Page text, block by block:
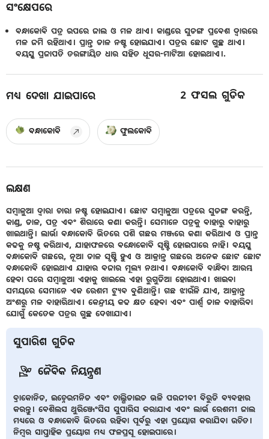
ସଂକ୍ଷେପରେ
ବନ୍ଧାକୋବି ପତ୍ର ଉପରେ ଜାଲ ଓ ମଳ ଥାଏ। କାଣ୍ଡରେ ସୁଡଙ୍ଗ ପ୍ରବେଶ ଦ୍ଵାରରେ
ମଳ ଜମି ରହିଥାଏ। ପ୍ରାନ୍ତ ଡାଳ ନଷ୍ଟ ହୋଇଯାଏ। ପତ୍ରର ଛୋଟ ଗୁଚ୍ଛ ଥାଏ।
ବୟସ୍କ ପ୍ରଜାପତି ତରଙ୍ଗାୟିତ ଧାର ସହିତ ଧୂସର-ମାଟିଆ ହୋଇଥାଏ।.
ମଧ୍ୟ ଦେଖା ଯାଇପାରେ 2 ଫସଲ ଗୁଡିକ
ବନ୍ଧାକୋବି ଫୁଲକୋବି
ଲକ୍ଷଣ
ସମ୍ବାଳୁଆ ଦ୍ଵାରା ଚାରା ନଷ୍ଟ ହୋଇଯାଏ। ଛୋଟ ସମ୍ବାଳୁଆ ପତ୍ରରେ ସୁଡଙ୍ଗ କରନ୍ତି,
କାଣ୍ଡ, ଡାଳ, ପତ୍ର ଏବଂ ଶିରାରେ କଣା କରନ୍ତି। ସେମାନେ ପତ୍ରକୁ ବାହାରୁ ବାହାରୁ
ଖାଇଥାନ୍ତି। ଲାର୍ଭା ବନ୍ଧାକୋବି ଭିତରେ ପଶି ଗଛର ମଞ୍ଜରେ କଣା କରିଥାଏ ଓ ପ୍ରାନ୍ତ
କଢକୁ ନଷ୍ଟ କରିଥାଏ, ଯାହାଫଳରେ ବନ୍ଧୋକୋବି ସୃଷ୍ଟି ହୋଇପାରେ ନାହି। ବୟସ୍କ
ବନ୍ଧାକୋବି ଗଛରେ, ନୂଆ ଡାଳ ସୃଷ୍ଟି ହୁଏ ଓ ଆକ୍ରାନ୍ତ ଗଛରେ ଅନେକ ଛୋଟ ଛୋଟ
ବନ୍ଧାକୋବି ହୋଇଥାଏ ଯାହାର ବଜାର ମୂଲ୍ୟ ନଥାଏ। ବନ୍ଧାକୋବି ବାନ୍ଧିବା ଆରମ୍ଭ
ହେବା ପରେ ସମ୍ବାଳୁଆ ଏହାକୁ ଖାଇଲେ ଏହା ରୁଗୁଡିଆ ହୋଇଥାଏ। ଖାଇବା
ସମୟରେ ସେମାନେ ଏକ ରେଶମ ଟ୍ୟୁବ ବୁଣିଥାନ୍ତି। ଗଛ ଝାଉଁଳି ଯାଏ, ଆକ୍ରାନ୍ତ
ଅଂଶରୁ ମଳ ବାହାରିଥାଏ। କେନ୍ଦ୍ରୀୟ କଢ କ୍ଷତ ହେବା ଏବଂ ପାର୍ଶ୍ଵ ଡାଳ ବାହାରିବା
ଯୋଗୁଁ କେତେକ ପତ୍ରର ଗୁଚ୍ଛ ଦେଖାଯାଏ।
ସୁପାରିଶ ଗୁଡିକ
ଜୈବିକ ନିୟନ୍ତ୍ରଣ
ବ୍ରାକୋନିଡ, ଇଚ୍ନେଉମନିଡ ଏବଂ ଚାଲ୍ଶିଡାଇଡ ଭଳି ପରଜୀବୀ ବିରୁଡି ବ୍ୟବହାର
କରନ୍ତୁ। ବେଶିଲସ ଥୁରିଞ୍ଜେଂସିସ ସୁପାରିସ କରାଯାଏ ଏବଂ ଲାର୍ଭ ରେଶମୀ ଜାଲ
ମଧ୍ୟରେ ଓ ବନ୍ଧାକୋବି ଭିତରେ ରହିବା ପୂର୍ବରୁ ଏହା ପ୍ରୟୋଗ କରାଯିବା ଉଚିତ।
ନିମ୍ବର ସାପ୍ତାହିକ ପ୍ରୟୋଗ ମଧ୍ୟ ଫଳପ୍ରସୂ ହୋଇପାରେ।